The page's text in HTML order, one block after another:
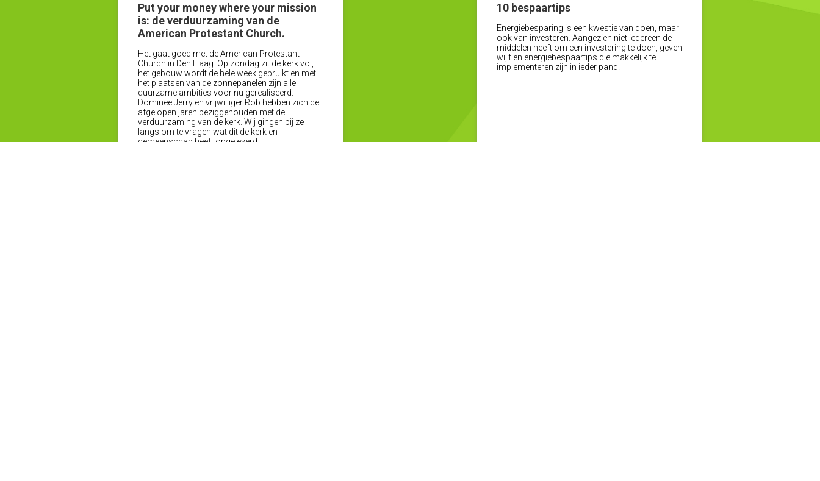
Put your money where your mission
is: de verduurzaming van de
American Protestant Church.
Het gaat goed met de American Protestant
Church in Den Haag. Op zondag zit de kerk vol,
het gebouw wordt de hele week gebruikt en met
het plaatsen van de zonnepanelen zijn alle
duurzame ambities voor nu gerealiseerd.
Dominee Jerry en vrijwilliger Rob hebben zich de
afgelopen jaren beziggehouden met de
verduurzaming van de kerk. Wij gingen bij ze
langs om te vragen wat dit de kerk en
gemeenschap heeft opgeleverd.
10 bespaartips
Energiebesparing is een kwestie van doen, maar
ook van investeren. Aangezien niet iedereen de
middelen heeft om een investering te doen, geven
wij tien energiebespaartips die makkelijk te
implementeren zijn in ieder pand.